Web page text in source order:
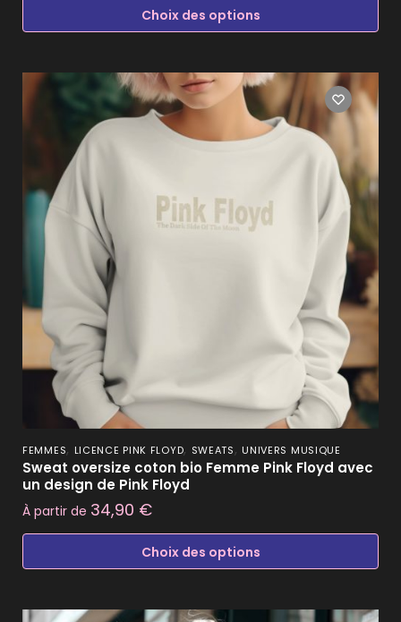
Choix des options
FEMMES, LICENCE PINK FLOYD, SWEATS, UNIVERS MUSIQUE
Sweat oversize coton bio Femme Pink Floyd avec
un design de Pink Floyd
À partir de 34,90 €
Choix des options